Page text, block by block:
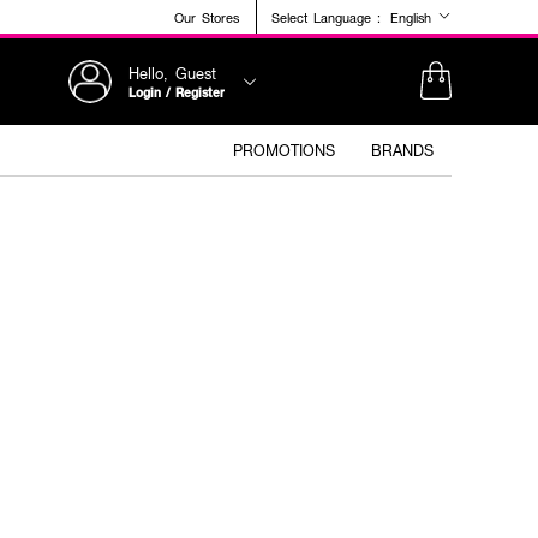
Our Stores Select Language : English
Hello, Guest
Login / Register
PROMOTIONS BRANDS